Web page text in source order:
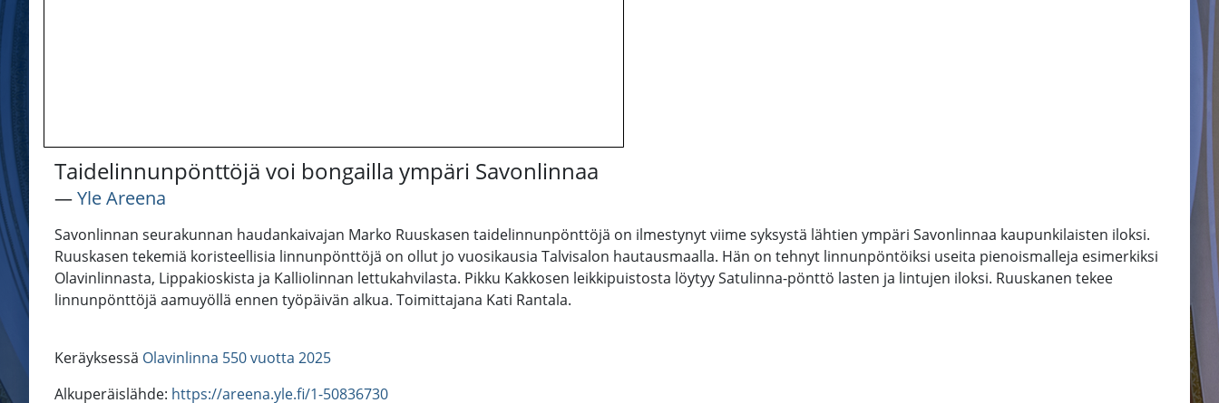
Taidelinnunpönttöjä voi bongailla ympäri Savonlinnaa
―Yle Areena
Savonlinnan seurakunnan haudankaivajan Marko Ruuskasen taidelinnunpönttöjä on ilmestynyt viime syksystä lähtien ympäri Savonlinnaa kaupunkilaisten iloksi.
Ruuskasen tekemiä koristeellisia linnunpönttöjä on ollut jo vuosikausia Talvisalon hautausmaalla. Hän on tehnyt linnunpöntöiksi useita pienoismalleja esimerkiksi
Olavinlinnasta, Lippakioskista ja Kalliolinnan lettukahvilasta. Pikku Kakkosen leikkipuistosta löytyy Satulinna-pönttö lasten ja lintujen iloksi. Ruuskanen tekee
linnunpönttöjä aamuyöllä ennen työpäivän alkua. Toimittajana Kati Rantala.
Keräyksessä Olavinlinna 550 vuotta 2025
Alkuperäislähde: https://areena.yle.fi/1-50836730